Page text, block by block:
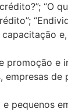
“O
promoção e
empresas de
pequenos